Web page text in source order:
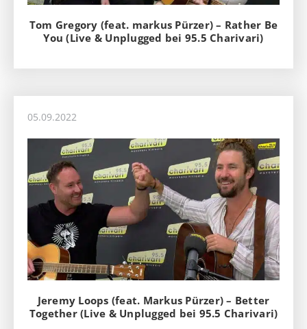
Tom Gregory (feat. markus Pürzer) – Rather Be
You (Live & Unplugged bei 95.5 Charivari)
05.09.2022
Jeremy Loops (feat. Markus Pürzer) – Better
Together (Live & Unplugged bei 95.5 Charivari)